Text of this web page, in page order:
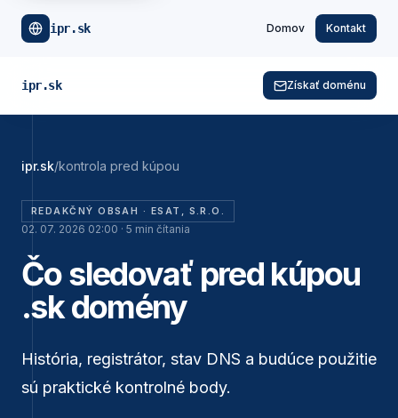
ipr.sk Domov Kontakt
ipr.sk Získať doménu
ipr.sk/kontrola pred kúpou
REDAKČNÝ OBSAH · ESAT, S.R.O.
02. 07. 2026 02:00 · 5 min čítania
Čo sledovať pred kúpou
.sk domény
História, registrátor, stav DNS a budúce použitie
sú praktické kontrolné body.